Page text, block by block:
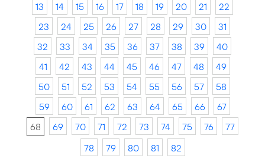
13
14 15 16 17 18 19 20 21
22
23
24 25 26 27 28 29 30
31
32
33 34 35 36 37 38 39
40
41
42 43 44 45 46 47 48
49
50
51 52 53 54 55 56 57
58
59
60 61 62 63 64 65 66
67
68
69 70 71 72 73 74 75 76
77
78
79 80 81 82